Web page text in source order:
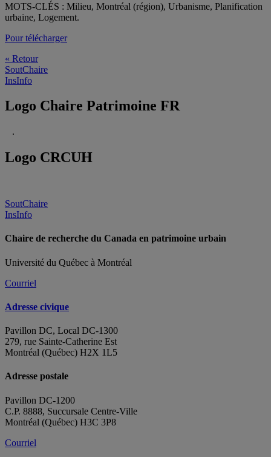
MOTS-CLÉS : Milieu, Montréal (région), Urbanisme, Planification
urbaine, Logement.
Pour télécharger
« Retour
SoutChaire
InsInfo
Logo Chaire Patrimoine FR
.
Logo CRCUH
SoutChaire
InsInfo
Chaire de recherche du Canada en patrimoine urbain
Université du Québec à Montréal
Courriel
Adresse civique
Pavillon DC, Local DC-1300
279, rue Sainte-Catherine Est
Montréal (Québec) H2X 1L5
Adresse postale
Pavillon DC-1200
C.P. 8888, Succursale Centre-Ville
Montréal (Québec) H3C 3P8
Courriel